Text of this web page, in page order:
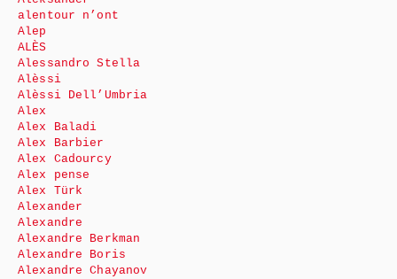
alentour n’ont
Alep
ALÈS
Alessandro Stella
Alèssi
Alèssi Dell’Umbria
Alex
Alex Baladi
Alex Barbier
Alex Cadourcy
Alex pense
Alex Türk
Alexander
Alexandre
Alexandre Berkman
Alexandre Boris
Alexandre Chayanov